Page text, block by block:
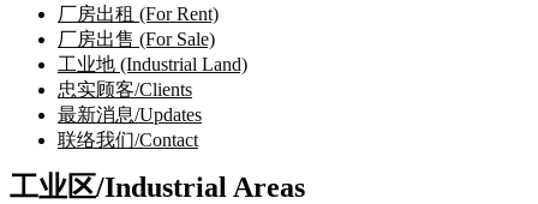
厂房出租 (For Rent)
厂房出售 (For Sale)
工业地 (Industrial Land)
忠实顾客/Clients
最新消息/Updates
联络我们/Contact
工业区/Industrial Areas